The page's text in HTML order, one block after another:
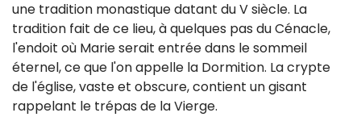
une tradition monastique datant du V siècle. La
tradition fait de ce lieu, à quelques pas du Cénacle,
l'endoit où Marie serait entrée dans le sommeil
éternel, ce que l'on appelle la Dormition. La crypte
de l'église, vaste et obscure, contient un gisant
rappelant le trépas de la Vierge.